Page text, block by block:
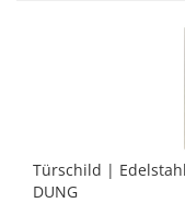
Tür­schild |
DUNG